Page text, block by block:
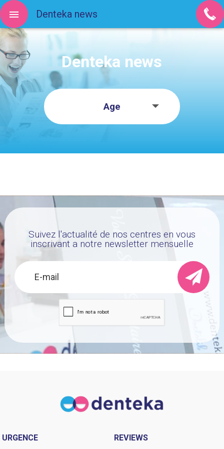
Denteka news
Age
Suivez l'actualité de nos centres en vous
inscrivant a notre newsletter mensuelle
URGENCE REVIEWS
Denteka news